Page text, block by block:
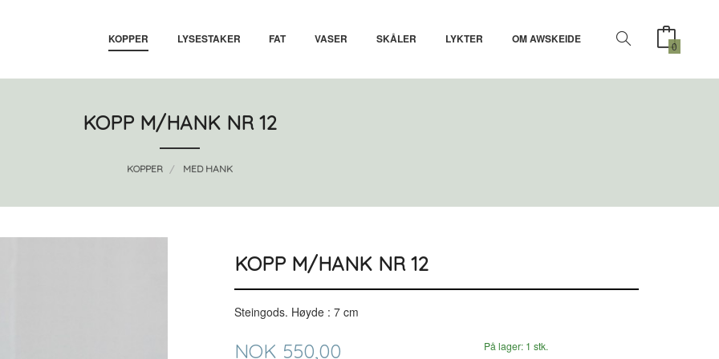
KOPPER LYSESTAKER FAT VASER SKÅLER LYKTER OM AWSKEIDE
0
KOPP M/HANK NR 12
KOPPER MED HANK
KOPP M/HANK NR 12
Steingods. Høyde : 7 cm
Pris
NOK 550,00 På lager: 1 stk.